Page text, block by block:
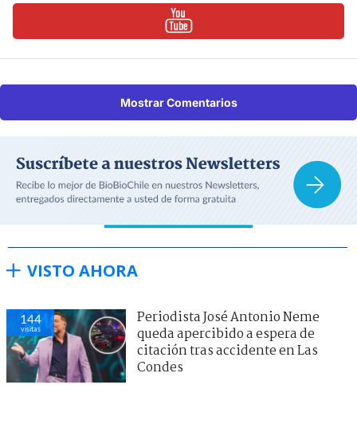
Mostrar Comentarios
VISTO AHORA
144
visitas
Periodista José Antonio Neme
queda apercibido a espera de
citación tras accidente en Las
Condes